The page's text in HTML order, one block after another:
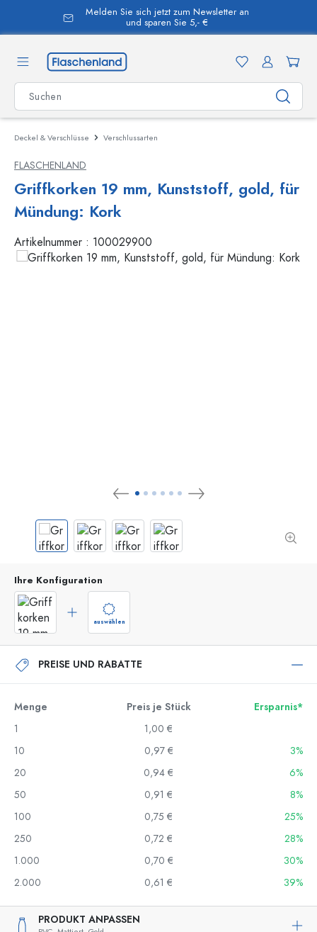
springen
Melden Sie sich jetzt zum Newsletter an
und sparen Sie 5,- €
Deckel & Verschlüsse Verschlussarten
FLASCHENLAND
Griffkorken 19 mm, Kunststoff, gold, für
Mündung: Kork
Artikelnummer : 100029900
Ihre Konfiguration
auswählen
PREISE UND RABATTE
Menge Preis je Stück
Ersparnis*
1
1,00 €
10
0,97 €
3%
20
0,94 €
6%
50
0,91 €
8%
100
0,75 €
25%
250
0,72 €
28%
1.000
0,70 €
30%
2.000
0,61 € 39%
PRODUKT ANPASSEN